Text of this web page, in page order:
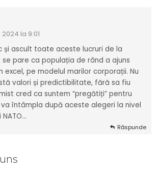
la 9:01
și ascult toate aceste lucruri de la
se pare ca populația de rând a ajuns
excel, pe modelul marilor corporații. Nu
valori și predictibilitate, fără sa fiu
cred ca suntem “pregătiți” pentru
întâmpla după aceste alegeri la nivel
Răspunde